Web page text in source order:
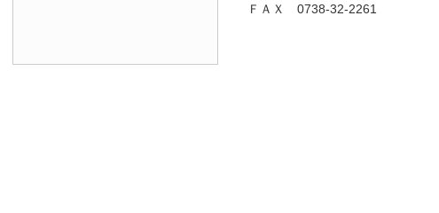
ＦＡＸ 0738-32-2261